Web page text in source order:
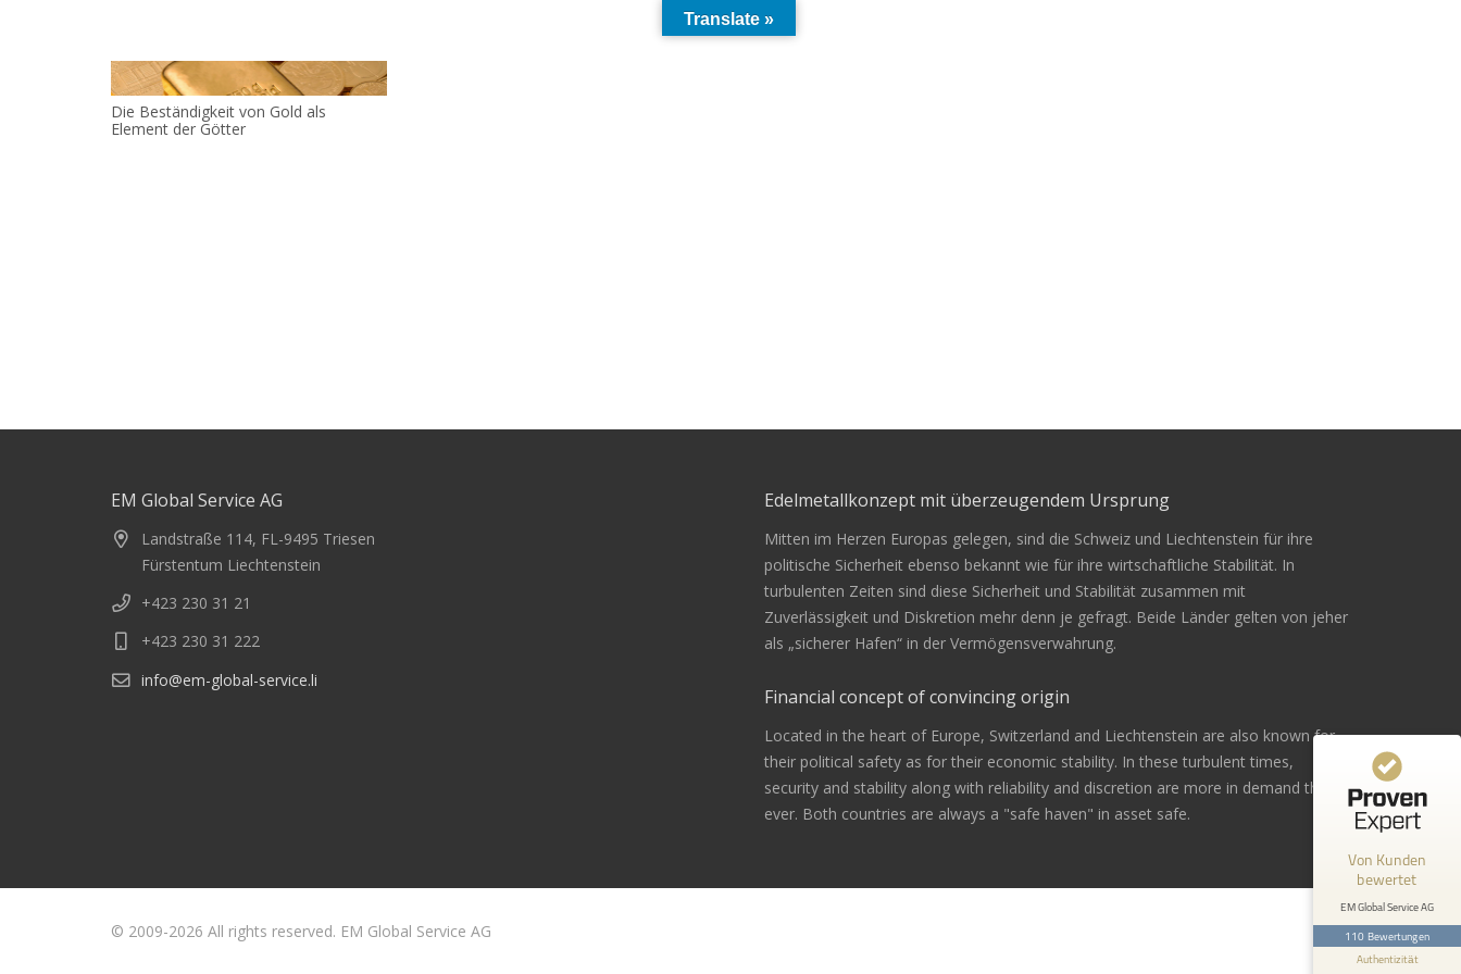
Die Beständigkeit von Gold als
Element der Götter
EM Global Service AG
Landstraße 114, FL-9495 Triesen
Fürstentum Liechtenstein
+423 230 31 21
+423 230 31 222
info@em-global-service.li
Edelmetallkonzept mit überzeugendem Ursprung
Mitten im Herzen Europas gelegen, sind die Schweiz und Liechtenstein für ihre
politische Sicherheit ebenso bekannt wie für ihre wirtschaftliche Stabilität. In
turbulenten Zeiten sind diese Sicherheit und Stabilität zusammen mit
Zuverlässigkeit und Diskretion mehr denn je gefragt. Beide Länder gelten von jeher
als „sicherer Hafen“ in der Vermögensverwahrung.
Financial concept of convincing origin
Located in the heart of Europe, Switzerland and Liechtenstein are also known for
their political safety as for their economic stability. In these turbulent times,
security and stability along with reliability and discretion are more in demand than
ever. Both countries are always a "safe haven" in asset safe.
© 2009-2026 All rights reserved. EM Global Service AG
Translate »
Von Kunden
bewertet
EM Global Service AG
110 Bewertungen
Authentizität
Kundenbewertungen und Erfahrungen zu
EM Global Service AG
SEHR GUT
68
Bewertungen auf
ProvenExpert.com
42
Bewertungen von 1
anderen Quelle
Blick aufs ProvenExpert-Profil werfen
Andreas Z.
5
Bin mit der Beratung sehr zufrieden
weiterempfehlen .